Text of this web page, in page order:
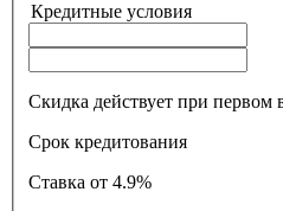
Кредитные условия
Скидка действует при первом
Срок кредитования
Ставка
от 4.9%